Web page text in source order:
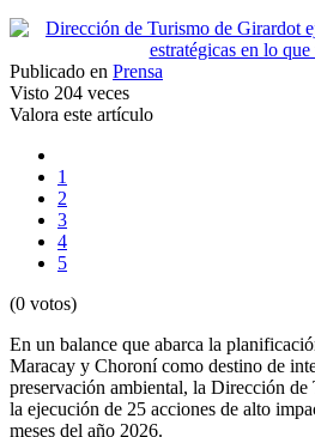
Publicado en Prensa
Visto 204 veces
Valora este artículo
1
2
3
4
5
(0 votos)
En un balance que abarca la
Maracay y Choroní como destino de
preservación ambiental, la Dirección
la ejecución de 25 acciones de alto
meses del año 2026.